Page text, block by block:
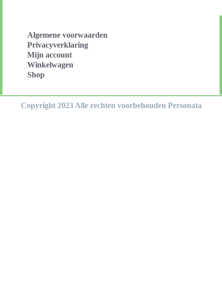
Algemene voorwaarden
Privacyverklaring
Mijn account
Winkelwagen
Shop
Copyright 2023 Alle rechten voorbehouden Personata